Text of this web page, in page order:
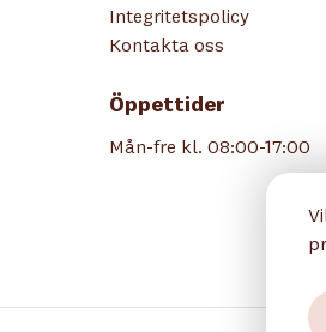
Integritetspolicy
Kontakta oss
Öppettider
Mån-fre kl. 08:00-17:00